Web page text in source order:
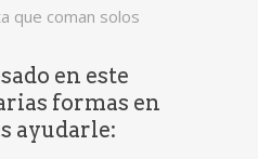
que coman solos
en este
formas en
ayudarle: